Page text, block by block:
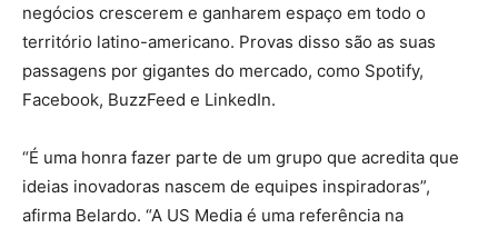
negócios crescerem e ganharem espaço em todo o
território latino-americano. Provas disso são as suas
passagens por gigantes do mercado, como Spotify,
Facebook, BuzzFeed e LinkedIn.
“É uma honra fazer parte de um grupo que acredita que
ideias inovadoras nascem de equipes inspiradoras”,
afirma Belardo. “A US Media é uma referência na